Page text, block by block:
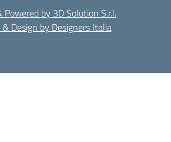
Powered by 3D Solution S.r.l.
Design by Designers Italia